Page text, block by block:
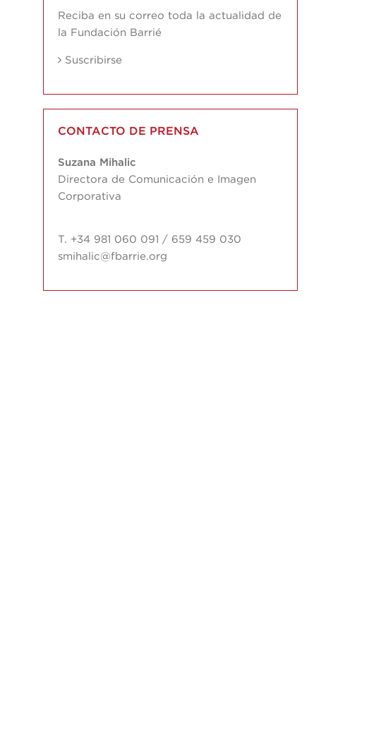
Reciba en su correo toda la actualidad de
la Fundación Barrié
Suscribirse
CONTACTO DE PRENSA
Suzana Mihalic
Directora de Comunicación e Imagen
Corporativa
T. +34 981 060 091 / 659 459 030
smihalic@fbarrie.org